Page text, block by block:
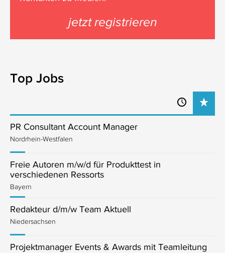
jetzt registrieren
Top Jobs
PR Consultant Account Manager
Nordrhein-Westfalen
Freie Autoren m/w/d für Produkttest in
verschiedenen Ressorts
Bayern
Redakteur d/m/w Team Aktuell
Niedersachsen
Projektmanager Events & Awards mit Teamleitung